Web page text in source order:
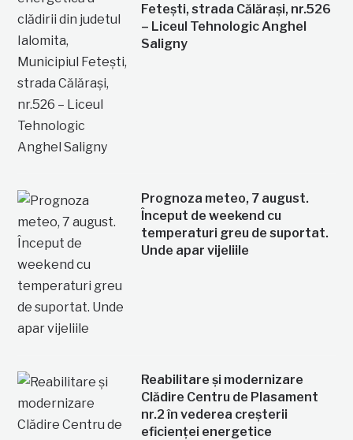
Fetești, strada Călărași, nr.526
– Liceul Tehnologic Anghel
Saligny
Prognoza meteo, 7 august.
Început de weekend cu
temperaturi greu de suportat.
Unde apar vijeliile
Reabilitare și modernizare
Clădire Centru de Plasament
nr.2 în vederea creșterii
eficienței energetice